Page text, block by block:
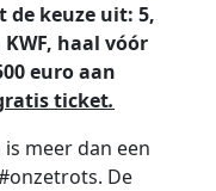
de keuze uit: 5,
haal vóór
euro aan
ticket.
meer dan een
De